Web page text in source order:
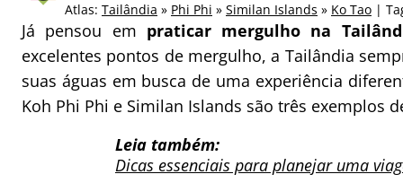
p
o
:
Atlas: Tailândia » Phi Phi » Similan Islands » Ko Tao |
Já pensou em praticar mergulho na
excelentes pontos de mergulho, a Tailândia
suas águas em busca de uma experiência
Koh Phi Phi e Similan Islands são três exemplos
Leia também:
Dicas essenciais para planejar uma